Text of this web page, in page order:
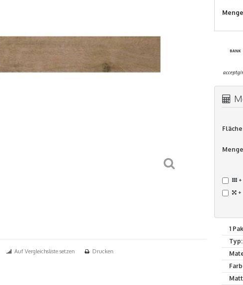
Auf Vergleichsliste setzen Drucken
+
+
1
Typ: